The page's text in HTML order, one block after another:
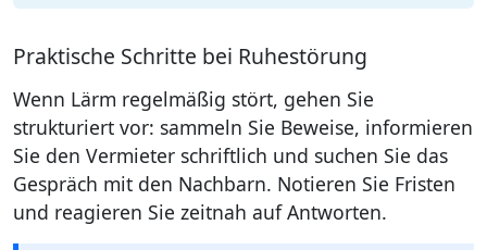
Praktische Schritte bei Ruhestörung
Wenn Lärm regelmäßig stört, gehen Sie
strukturiert vor: sammeln Sie Beweise, informieren
Sie den Vermieter schriftlich und suchen Sie das
Gespräch mit den Nachbarn. Notieren Sie Fristen
und reagieren Sie zeitnah auf Antworten.